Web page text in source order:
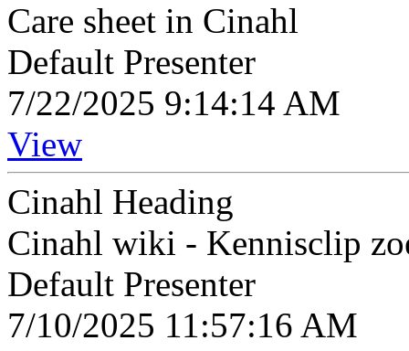
Care sheet in Cinahl
Default Presenter
7/22/2025 9:14:14 AM
View
Cinahl Heading
Cinahl wiki - Kennisclip
Default Presenter
7/10/2025 11:57:16 AM